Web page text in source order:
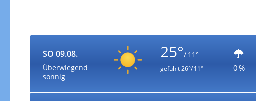
SO 09.08.
Überwiegend
sonnig
25°/ 11°
gefühlt26°/ 11° 0 %